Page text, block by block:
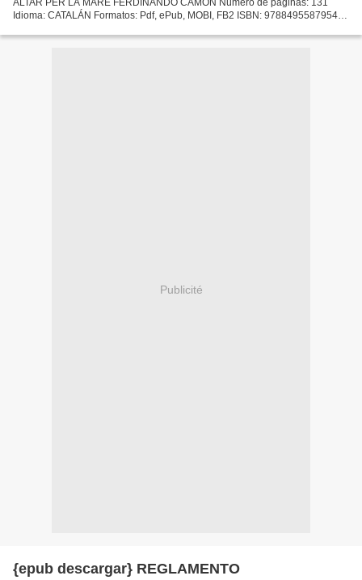
Idioma: CATALÁN Formatos: Pdf, ePub, MOBI, FB2 ISBN: 9788495587954
Descargar...
Publicité
{epub descargar} REGLAMENTO